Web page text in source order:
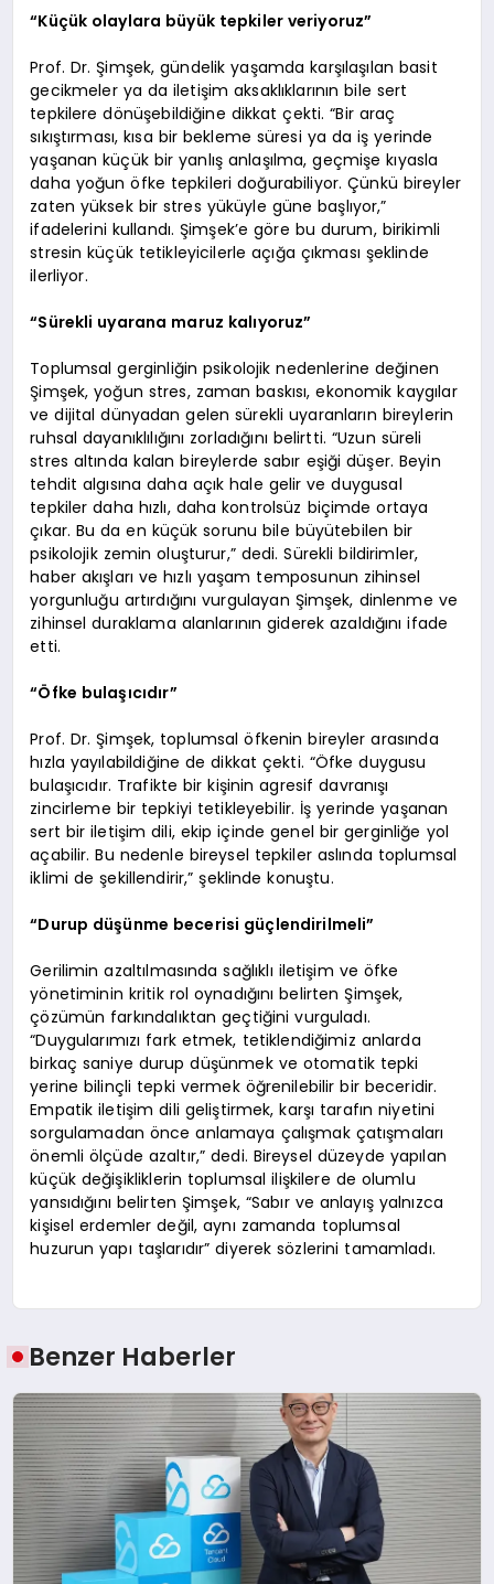
“Küçük olaylara büyük tepkiler veriyoruz”
Prof. Dr. Şimşek, gündelik yaşamda karşılaşılan basit
gecikmeler ya da iletişim aksaklıklarının bile sert
tepkilere dönüşebildiğine dikkat çekti. “Bir araç
sıkıştırması, kısa bir bekleme süresi ya da iş yerinde
yaşanan küçük bir yanlış anlaşılma, geçmişe kıyasla
daha yoğun öfke tepkileri doğurabiliyor. Çünkü bireyler
zaten yüksek bir stres yüküyle güne başlıyor,”
ifadelerini kullandı. Şimşek’e göre bu durum, birikimli
stresin küçük tetikleyicilerle açığa çıkması şeklinde
ilerliyor.
“Sürekli uyarana maruz kalıyoruz”
Toplumsal gerginliğin psikolojik nedenlerine değinen
Şimşek, yoğun stres, zaman baskısı, ekonomik kaygılar
ve dijital dünyadan gelen sürekli uyaranların bireylerin
ruhsal dayanıklılığını zorladığını belirtti. “Uzun süreli
stres altında kalan bireylerde sabır eşiği düşer. Beyin
tehdit algısına daha açık hale gelir ve duygusal
tepkiler daha hızlı, daha kontrolsüz biçimde ortaya
çıkar. Bu da en küçük sorunu bile büyütebilen bir
psikolojik zemin oluşturur,” dedi. Sürekli bildirimler,
haber akışları ve hızlı yaşam temposunun zihinsel
yorgunluğu artırdığını vurgulayan Şimşek, dinlenme ve
zihinsel duraklama alanlarının giderek azaldığını ifade
etti.
“Öfke bulaşıcıdır”
Prof. Dr. Şimşek, toplumsal öfkenin bireyler arasında
hızla yayılabildiğine de dikkat çekti. “Öfke duygusu
bulaşıcıdır. Trafikte bir kişinin agresif davranışı
zincirleme bir tepkiyi tetikleyebilir. İş yerinde yaşanan
sert bir iletişim dili, ekip içinde genel bir gerginliğe yol
açabilir. Bu nedenle bireysel tepkiler aslında toplumsal
iklimi de şekillendirir,” şeklinde konuştu.
“Durup düşünme becerisi güçlendirilmeli”
Gerilimin azaltılmasında sağlıklı iletişim ve öfke
yönetiminin kritik rol oynadığını belirten Şimşek,
çözümün farkındalıktan geçtiğini vurguladı.
“Duygularımızı fark etmek, tetiklendiğimiz anlarda
birkaç saniye durup düşünmek ve otomatik tepki
yerine bilinçli tepki vermek öğrenilebilir bir beceridir.
Empatik iletişim dili geliştirmek, karşı tarafın niyetini
sorgulamadan önce anlamaya çalışmak çatışmaları
önemli ölçüde azaltır,” dedi. Bireysel düzeyde yapılan
küçük değişikliklerin toplumsal ilişkilere de olumlu
yansıdığını belirten Şimşek, “Sabır ve anlayış yalnızca
kişisel erdemler değil, aynı zamanda toplumsal
huzurun yapı taşlarıdır” diyerek sözlerini tamamladı.
Benzer Haberler